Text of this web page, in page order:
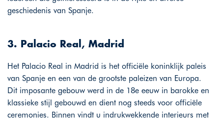
geschiedenis van Spanje.
3. Palacio Real, Madrid
Het Palacio Real in Madrid is het officiële koninklijk paleis
van Spanje en een van de grootste paleizen van Europa.
Dit imposante gebouw werd in de 18e eeuw in barokke en
klassieke stijl gebouwd en dient nog steeds voor officiële
ceremonies. Binnen vindt u indrukwekkende interieurs met